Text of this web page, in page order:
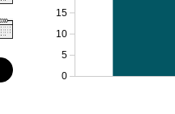
0
5
10
15